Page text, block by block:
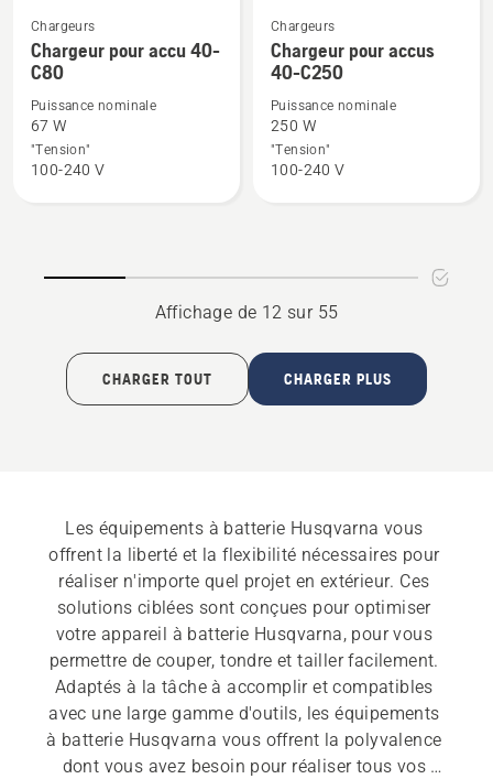
Voir
plus
de
détails
sur
Chargeur
Chargeurs
Chargeur pour accu 40-
C80
Puissance nominale
67 W
"Tension"
100-240 V
Voir
plus
détails
sur
Chargeur
Chargeurs
Chargeur pour accus
40-C250
Puissance nominale
250 W
"Tension"
100-240 V
Affichage de 12 sur 55
CHARGER TOUT CHARGER PLUS
Les équipements à batterie Husqvarna vous
offrent la liberté et la flexibilité nécessaires pour
réaliser n'importe quel projet en extérieur. Ces
solutions ciblées sont conçues pour optimiser
votre appareil à batterie Husqvarna, pour vous
permettre de couper, tondre et tailler facilement.
Adaptés à la tâche à accomplir et compatibles
avec une large gamme d'outils, les équipements
à batterie Husqvarna vous offrent la polyvalence
dont vous avez besoin pour réaliser tous vos